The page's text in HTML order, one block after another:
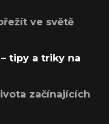
ve světě
tipy a triky na
začínajících